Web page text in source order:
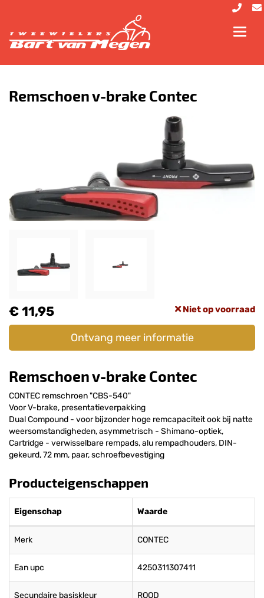
Remschoen v-brake Contec
€ 11,95 Niet op voorraad
Ontvang meer informatie
Remschoen v-brake Contec
CONTEC remschroen "CBS-540"
Voor V-brake, presentatieverpakking
Dual Compound - voor bijzonder hoge remcapaciteit ook bij natte
weersomstandigheden, asymmetrisch - Shimano-optiek,
Cartridge - verwisselbare rempads, alu rempadhouders, DIN-
gekeurd, 72 mm, paar, schroefbevestiging
Producteigenschappen
Eigenschap Waarde
Merk CONTEC
Ean upc 4250311307411
Secundaire basiskleur ROOD